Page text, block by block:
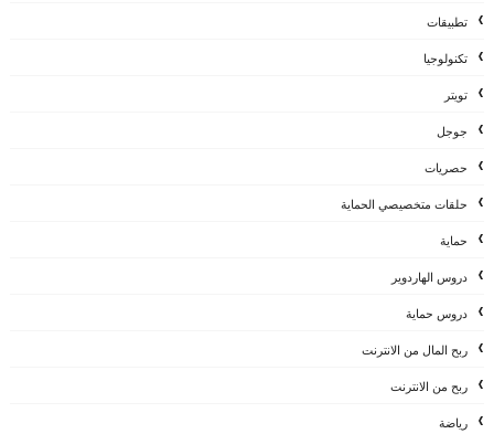
تطبيقات
تكنولوجيا
تويتر
جوجل
حصريات
حلقات متخصيصي الحماية
حماية
دروس الهاردوير
دروس حماية
ربح المال من الانترنت
ربح من الانترنت
رياضة